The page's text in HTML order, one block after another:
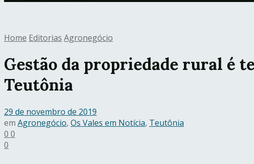
Home Editorias Agronegócio
Gestão da propriedade rural é
Teutônia
29 de novembro de 2019
em Agronegócio, Os Vales em Notícia, Teutônia
0 0
0